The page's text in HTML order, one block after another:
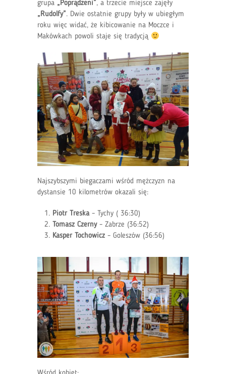
grupa „Poprądzeni”, a trzecie miejsce zajęły
„Rudolfy”. Dwie ostatnie grupy były w ubiegłym
roku więc widać, że kibicowanie na Moczce i
Makówkach powoli staje się tradycją
Najszybszymi biegaczami wśród mężczyzn na
dystansie 10 kilometrów okazali się:
Piotr Treska– Tychy ( 36:30)
Tomasz Czerny– Zabrze (36:52)
Kasper Tochowicz – Goleszów (36:56)